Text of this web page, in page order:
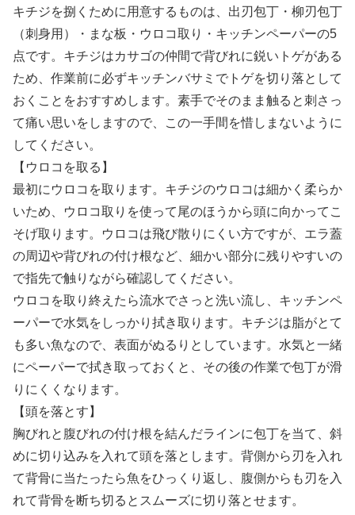
キチジを捌くために用意するものは、出刃包丁・柳刃包丁
（刺身用）・まな板・ウロコ取り・キッチンペーパーの5
点です。キチジはカサゴの仲間で背びれに鋭いトゲがある
ため、作業前に必ずキッチンバサミでトゲを切り落として
おくことをおすすめします。素手でそのまま触ると刺さっ
て痛い思いをしますので、この一手間を惜しまないように
してください。
【ウロコを取る】
最初にウロコを取ります。キチジのウロコは細かく柔らか
いため、ウロコ取りを使って尾のほうから頭に向かってこ
そげ取ります。ウロコは飛び散りにくい方ですが、エラ蓋
の周辺や背びれの付け根など、細かい部分に残りやすいの
で指先で触りながら確認してください。
ウロコを取り終えたら流水でさっと洗い流し、キッチンペ
ーパーで水気をしっかり拭き取ります。キチジは脂がとて
も多い魚なので、表面がぬるりとしています。水気と一緒
にペーパーで拭き取っておくと、その後の作業で包丁が滑
りにくくなります。
【頭を落とす】
胸びれと腹びれの付け根を結んだラインに包丁を当て、斜
めに切り込みを入れて頭を落とします。背側から刃を入れ
て背骨に当たったら魚をひっくり返し、腹側からも刃を入
れて背骨を断ち切るとスムーズに切り落とせます。